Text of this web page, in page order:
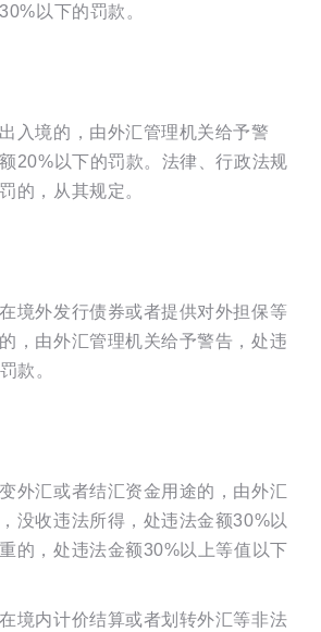
以下的罚款。
入境的，由外汇管理机关给予警
20%以下的罚款。法律、行政法规
的，从其规定。
境外发行债券或者提供对外担保等
，由外汇管理机关给予警告，处违
款。
外汇或者结汇资金用途的，由外汇
没收违法所得，处违法金额30%以
的，处违法金额30%以上等值以下
境内计价结算或者划转外汇等非法